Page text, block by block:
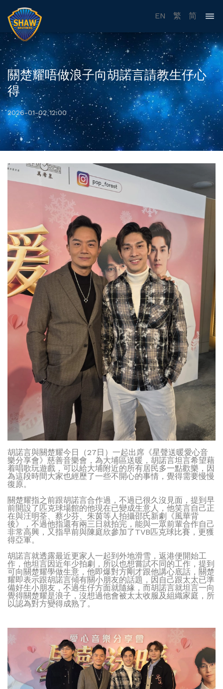
EN 繁 简
關楚耀唔做浪子向胡諾言請教生仔心
得
2026-01-02 12:00
胡諾言與關楚耀今日（27日）一起出席《星聲送暖愛心音
樂分享會》慈善音樂會，為大埔區送暖，胡諾言坦言希望藉
着唱歌玩遊戲，可以給大埔附近的所有居民多一點歡樂，因
為這段時間大家也經歷了一些不開心的事情，覺得需要慢慢
復原。
關楚耀指之前跟胡諾言合作過，不過已很久沒見面，提到早
前開設了匹克球場館的他現在已變成生意人，他笑言自己正
在與汪明荃、蔡少芬、朱茵等人拍攝邵氏新劇《風華背
後》，不過他指還有兩三日就拍完，能與一眾前輩合作自己
非常高興，又指早前與陳庭欣參加了TVB匹克球比賽，更獲
得亞軍。
胡諾言就透露最近更家人一起到外地滑雪，返港便開始工
作，他坦言因近年少拍劇，所以也想嘗試不同的工作，提到
可向關楚耀學做生意，他即爆對方剛才跟他講心底話，關楚
耀即表示跟胡諾言傾有關小朋友的話題，因自己跟太太已準
備好生小朋友，不過生仔方面就隨緣，而胡諾言就坦言一向
覺得關楚耀是浪子，沒想過他會被太太收服及組織家庭，所
以認為對方變得成熟了。